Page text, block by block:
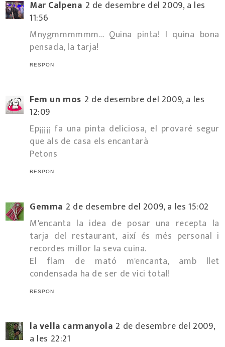
Mar Calpena 2 de desembre del 2009, a les
11:56
Mnygmmmmmm... Quina pinta! I quina bona
pensada, la tarja!
RESPON
Fem un mos 2 de desembre del 2009, a les
12:09
Ep¡¡¡¡¡ fa una pinta deliciosa, el provaré segur
que als de casa els encantarà
Petons
RESPON
Gemma 2 de desembre del 2009, a les 15:02
M'encanta la idea de posar una recepta la
tarja del restaurant, així és més personal i
recordes millor la seva cuina.
El flam de mató m'encanta, amb llet
condensada ha de ser de vici total!
RESPON
la vella carmanyola 2 de desembre del 2009,
a les 22:21